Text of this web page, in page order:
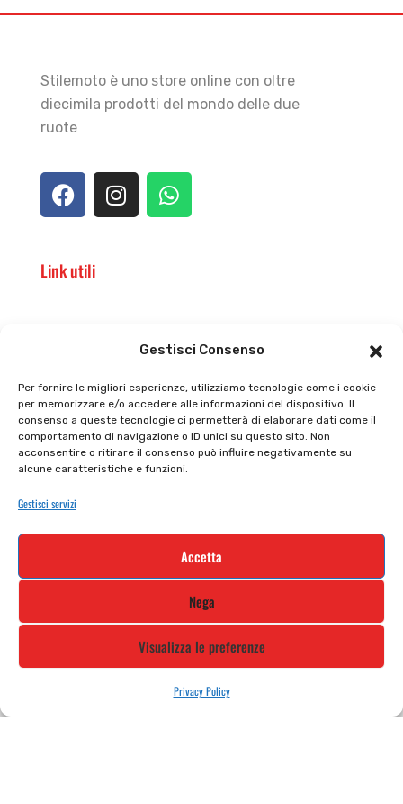
Gestisci Consenso
Per fornire le migliori esperienze, utilizziamo tecnologie come i cookie
per memorizzare e/o accedere alle informazioni del dispositivo. Il
consenso a queste tecnologie ci permetterà di elaborare dati come il
comportamento di navigazione o ID unici su questo sito. Non
acconsentire o ritirare il consenso può influire negativamente su
alcune caratteristiche e funzioni.
Gestisci servizi
Accetta
Nega
Visualizza le preferenze
Privacy Policy
Stilemoto è uno store online con oltre
diecimila prodotti del mondo delle due
ruote
Link utili
Privacy policy
Cookie policy
Tutti prodotti
Termini e condizioni
Iscriviti alla nostra newsletter e rimani